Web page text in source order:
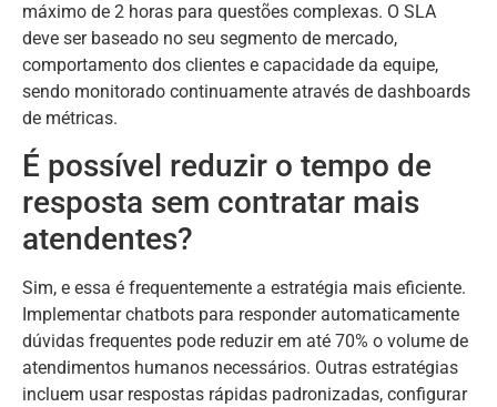
máximo de 2 horas para questões complexas. O SLA
deve ser baseado no seu segmento de mercado,
comportamento dos clientes e capacidade da equipe,
sendo monitorado continuamente através de dashboards
de métricas.
É possível reduzir o tempo de
resposta sem contratar mais
atendentes?
Sim, e essa é frequentemente a estratégia mais eficiente.
Implementar chatbots para responder automaticamente
dúvidas frequentes pode reduzir em até 70% o volume de
atendimentos humanos necessários. Outras estratégias
incluem usar respostas rápidas padronizadas, configurar